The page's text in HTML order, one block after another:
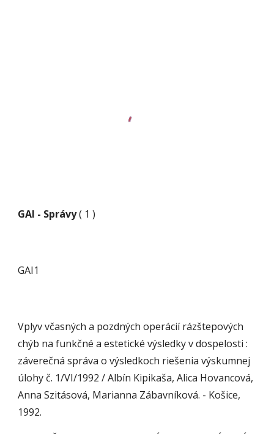
GAI - Správy ( 1 )
GAI1
Vplyv včasných a pozdných operácií rázštepových
chýb na funkčné a estetické výsledky v dospelosti :
záverečná správa o výsledkoch riešenia výskumnej
úlohy č. 1/VI/1992 / Albín Kipikaša, Alica Hovancová,
Anna Szitásová, Marianna Zábavníková. - Košice,
1992.